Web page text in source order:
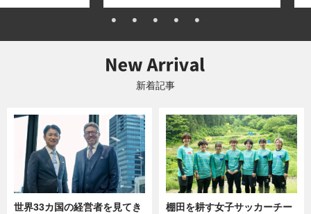
新着記事
世界33カ国の経営者を見てき
棚田を耕す女子サッカーチー